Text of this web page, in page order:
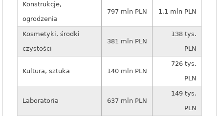
Konstrukcje,
ogrodzenia
797 mln PLN 1,1 mln PLN
Kosmetyki, środki
czystości
381 mln PLN
138 tys.
PLN
Kultura, sztuka 140 mln PLN
726 tys.
PLN
Laboratoria 637 mln PLN
149 tys.
PLN